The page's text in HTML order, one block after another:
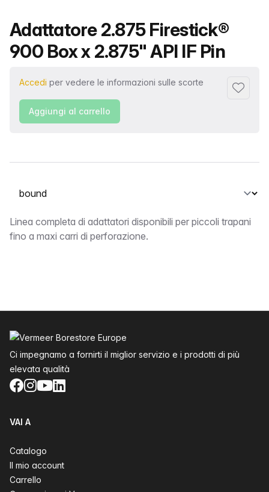
Nome del prodotto
Adattatore 2.875 Firestick®
900 Box x 2.875" API IF Pin
Accedi per vedere le informazioni sulle scorte
Aggiungi al carrello
Seleziona una scheda
bound
Linea completa di adattatori disponibili per piccoli trapani
fino a maxi carri di perforazione.
Ci impegnamo a fornirti il miglior servizio e i prodotti di più
elevata qualità
Facebook
Instagram
YouTube
LinkedIn
VAI A
Catalogo
Il mio account
Carrello